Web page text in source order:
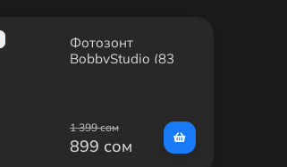
Фотозонт
BobbyStudio (83
1 399 сом
899 сом